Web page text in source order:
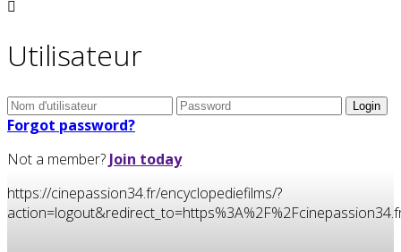
Utilisateur
Forgot password?
Not a member? Join today
https://cinepassion34.fr/encyclopediefilms/?